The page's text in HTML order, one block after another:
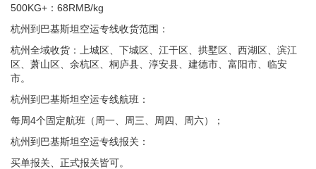
500KG+：68RMB/kg
杭州到巴基斯坦空运专线收货范围：
杭州全域收货：上城区、下城区、江干区、拱墅区、西湖区、滨江
区、萧山区、余杭区、桐庐县、淳安县、建德市、富阳市、临安
市。
杭州到巴基斯坦空运专线航班：
每周4个固定航班（周一、周三、周四、周六）；
杭州到巴基斯坦空运专线报关：
买单报关、正式报关皆可。